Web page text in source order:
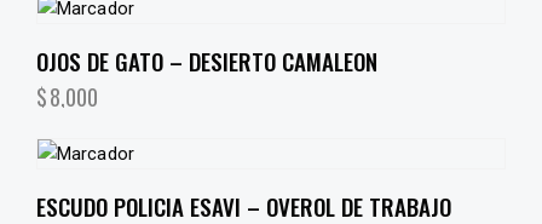
OJOS DE GATO – DESIERTO CAMALEON
$8,000
ESCUDO POLICIA ESAVI – OVEROL DE TRABAJO